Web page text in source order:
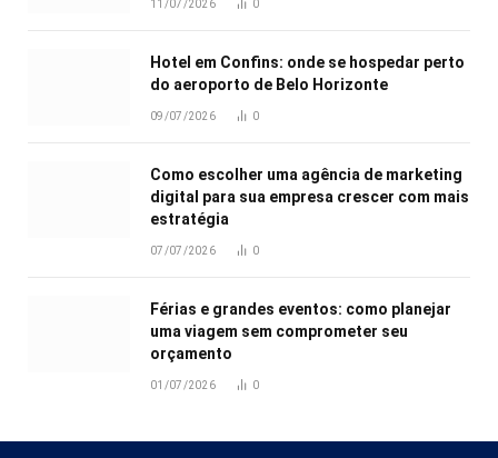
11/07/2026 0
Hotel em Confins: onde se hospedar perto
do aeroporto de Belo Horizonte
09/07/2026 0
Como escolher uma agência de marketing
digital para sua empresa crescer com mais
estratégia
07/07/2026 0
Férias e grandes eventos: como planejar
uma viagem sem comprometer seu
orçamento
01/07/2026 0